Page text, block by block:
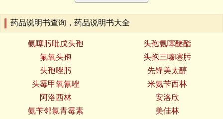
药品说明书查询，药品说明书大全
氨噻肟吡戊头孢
头孢氨噻醚酯
氟氧头孢
头孢三嗪噻肟
头孢唑肟
先锋美太醇
头霉甲氧氰唑
米氨苄西林
阿洛西林
安洛欣
氨苄邻氯青霉素
美佳林